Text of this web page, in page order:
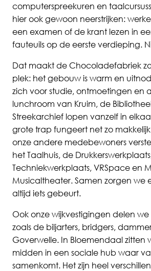
computerspreekuren en
hier ook gewoon neerstrijken:
een examen of de krant lezen in
fauteuils op de eerste verdieping.
Dat maakt de Chocoladefabriek
plek: het gebouw is warm en
zich voor studie, ontmoetingen en
lunchroom van Kruim, de
Streekarchief lopen vanzelf in
grote trap fungeert net zo
onze andere medebewoners
het Taalhuis, de Drukkerswerkplaats
Techniekwerkplaats, VRSpace en
Musicaltheater. Samen zorgen we
altijd iets gebeurt.
Ook onze wijkvestigingen delen
zoals de biljarters, bridgers,
Goverwelle. In Bloemendaal zitten
midden in een sociale hub waar
samenkomt. Het zijn heel